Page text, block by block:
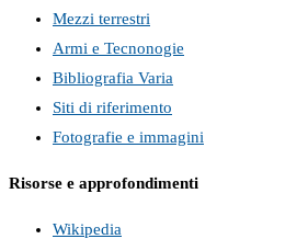
Mezzi terrestri
Armi e Tecnonogie
Bibliografia Varia
Siti di riferimento
Fotografie e immagini
Risorse e approfondimenti
Wikipedia